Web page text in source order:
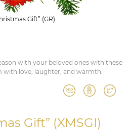
Gift” (GR)
with your beloved ones with these
with love, laughter, and warmth.
Gift” (XMSGI)